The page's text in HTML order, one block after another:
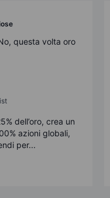
questa volta oro
dell’oro, crea un
azioni globali,
per...